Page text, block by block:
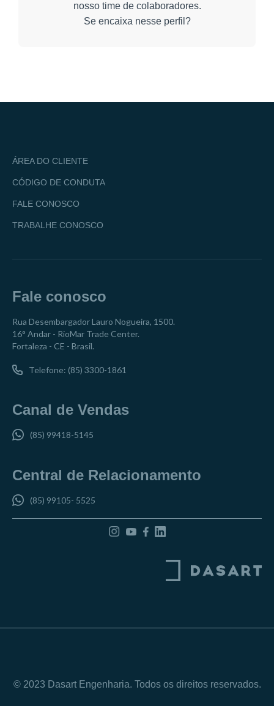
nosso time de colaboradores.
Se encaixa nesse perfil?
ÁREA DO CLIENTE
CÓDIGO DE CONDUTA
FALE CONOSCO
TRABALHE CONOSCO
Fale conosco
Rua Desembargador Lauro Nogueira, 1500.
16° Andar - RioMar Trade Center.
Fortaleza - CE - Brasil.
Telefone: (85) 3300-1861
Canal de Vendas
(85) 99418-5145
Central de Relacionamento
(85) 99105- 5525
© 2023 Dasart Engenharia. Todos os direitos reservados.